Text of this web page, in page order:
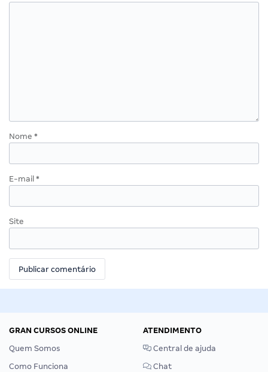
Nome *
E-mail *
Site
GRAN CURSOS ONLINE
Quem Somos
Como Funciona
ATENDIMENTO
Central de ajuda
Chat